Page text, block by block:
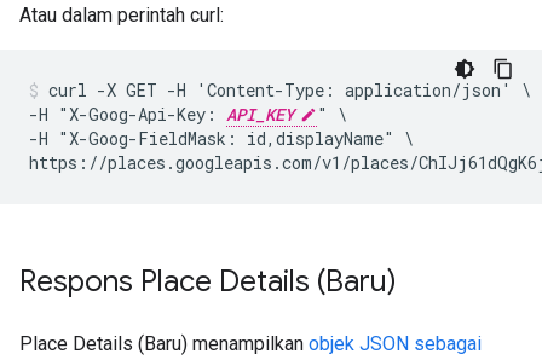
Atau dalam perintah curl:
curl -X GET -H 'Content-Type: application/json' \
-H "X-Goog-Api-Key: API_KEY
" \
-H "X-Goog-FieldMask: id,displayName" \
https://places.googleapis.com/v1/places/
Respons Place Details (Baru)
Place Details (Baru) menampilkan objek JSON sebagai